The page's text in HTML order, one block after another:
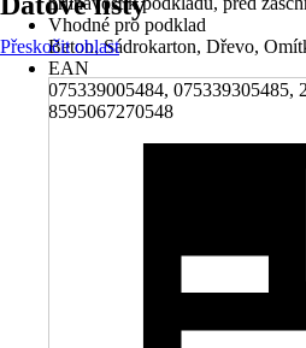
Vhodné pro podklad
Beton, Sádrokarton, Dřevo,
EAN
075339005484, 075339305485,
8595067270548
Přeskočit oblast